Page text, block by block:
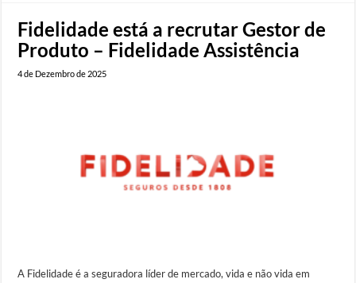
Fidelidade está a recrutar Gestor de
Produto – Fidelidade Assistência
4 de Dezembro de 2025
A Fidelidade é a seguradora líder de mercado, vida e não vida em